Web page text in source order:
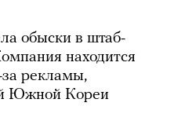
обыски в штаб-
находится
за рекламы,
Южной Кореи